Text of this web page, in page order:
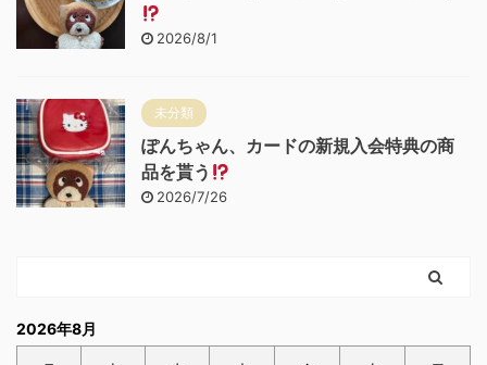
2026/8/1
未分類
ぽんちゃん、カードの新規入会特典の商
品を貰う
2026/7/26
2026年8月